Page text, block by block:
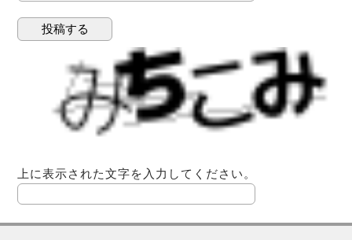
上に表示された文字を入力してください。